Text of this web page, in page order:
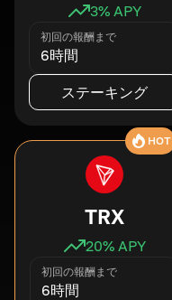
3% APY
初回の報酬まで
6時間
ステーキング
HOT
TRX
20% APY
初回の報酬まで
6時間